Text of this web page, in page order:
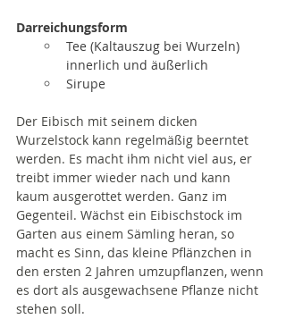
Darreichungsform
Tee (Kaltauszug bei Wurzeln)
innerlich und äußerlich
Sirupe
Der Eibisch mit seinem dicken
Wurzelstock kann regelmäßig beerntet
werden. Es macht ihm nicht viel aus, er
treibt immer wieder nach und kann
kaum ausgerottet werden. Ganz im
Gegenteil. Wächst ein Eibischstock im
Garten aus einem Sämling heran, so
macht es Sinn, das kleine Pflänzchen in
den ersten 2 Jahren umzupflanzen, wenn
es dort als ausgewachsene Pflanze nicht
stehen soll.